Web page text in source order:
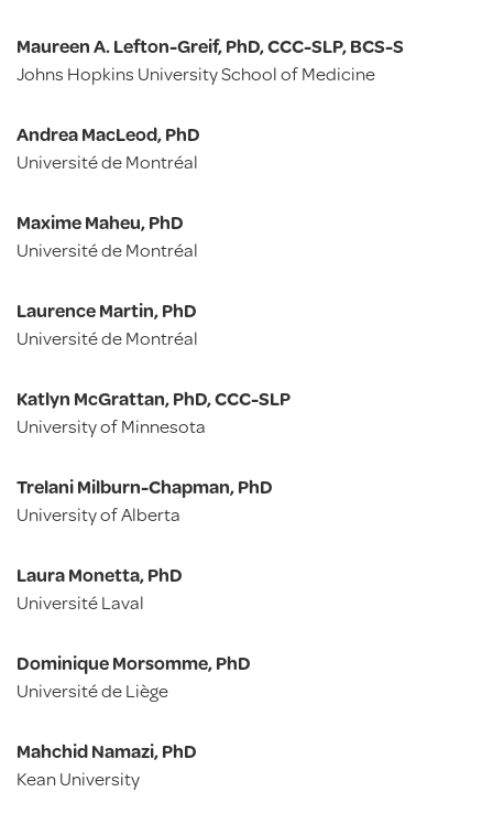
Maureen A. Lefton-Greif, PhD, CCC-SLP, BCS-S
Johns Hopkins University School of Medicine
Andrea MacLeod, PhD
Université de Montréal
Maxime Maheu, PhD
Université de Montréal
Laurence Martin, PhD
Université de Montréal
Katlyn McGrattan, PhD, CCC-SLP
University of Minnesota
Trelani Milburn-Chapman, PhD
University of Alberta
Laura Monetta, PhD
Université Laval
Dominique Morsomme, PhD
Université de Liège
Mahchid Namazi, PhD
Kean University